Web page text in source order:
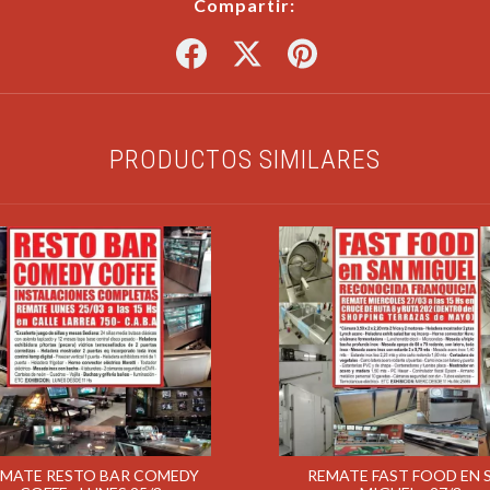
Compartir:
PRODUCTOS SIMILARES
RESTO BAR COMEDY
REMATE FAST FOOD EN